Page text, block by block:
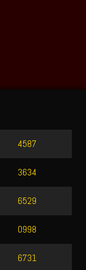
4587
3634
6529
0998
6731